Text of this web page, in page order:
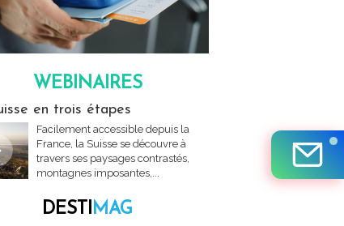
WEBINAIRES
en trois étapes
Facilement accessible depuis la
France, la Suisse se découvre à
travers ses paysages contrastés,
montagnes imposantes,...
DESTIMAG